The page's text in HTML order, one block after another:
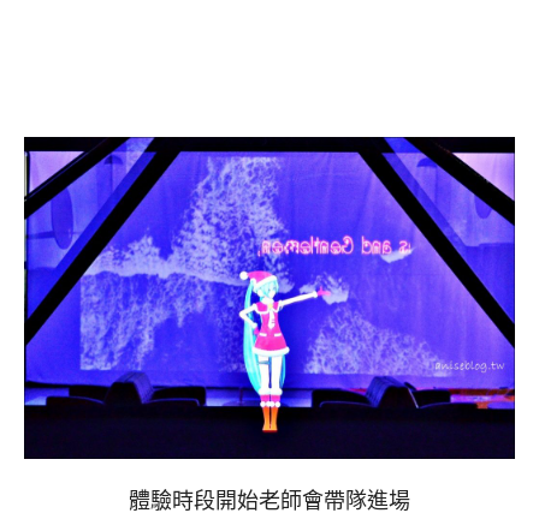
體驗時段開始老師會帶隊進場